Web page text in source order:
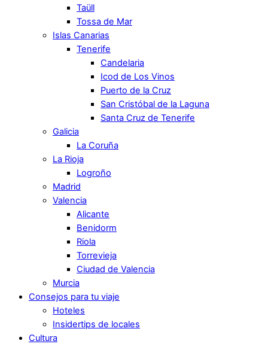
Taüll
Tossa de Mar
Islas Canarias
Tenerife
Candelaria
Icod de Los Vinos
Puerto de la Cruz
San Cristóbal de la Laguna
Santa Cruz de Tenerife
Galicia
La Coruña
La Rioja
Logroño
Madrid
Valencia
Alicante
Benidorm
Riola
Torrevieja
Ciudad de Valencia
Murcia
Consejos para tu viaje
Hoteles
Insidertips de locales
Cultura